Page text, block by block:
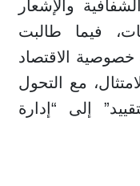
والإشعار
فيما طالبت
خصوصية الاقتصاد
مع التحول
إلى “إدارة